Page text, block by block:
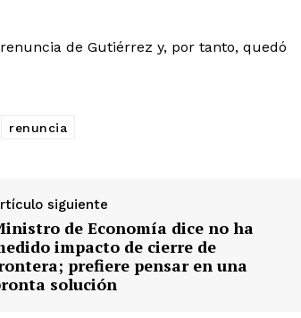
de Gutiérrez y, por tanto, quedó
renuncia
siguiente
de Economía dice no ha
impacto de cierre de
prefiere pensar en una
solución